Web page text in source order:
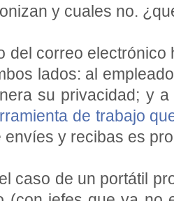
y cuales no.
del correo
lados: al
su privacidad; y
de trabajo
envíes y recibas es
caso de un portátil